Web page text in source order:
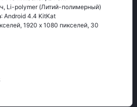
Li-polymer (Литий-полимерный)
: Аndrоid 4.4 ΚitΚаt
1920 x 1080 пикселей, 30